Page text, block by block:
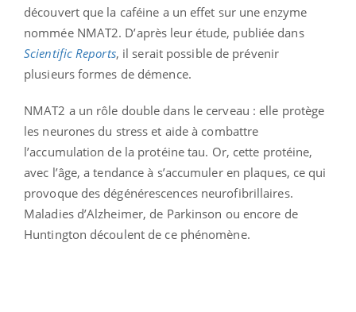
découvert que la caféine a un effet sur une enzyme
nommée NMAT2. D’après leur étude, publiée dans
Scientific Reports, il serait possible de prévenir
plusieurs formes de démence.
NMAT2 a un rôle double dans le cerveau : elle protège
les neurones du stress et aide à combattre
l’accumulation de la protéine tau. Or, cette protéine,
avec l’âge, a tendance à s’accumuler en plaques, ce qui
provoque des dégénérescences neurofibrillaires.
Maladies d’Alzheimer, de Parkinson ou encore de
Huntington découlent de ce phénomène.